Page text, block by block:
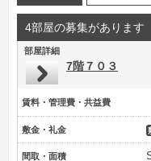
4部屋の募集があります
部屋詳細
7階７０３
賃料・管理費・共益費
敷金・礼金
間取・面積